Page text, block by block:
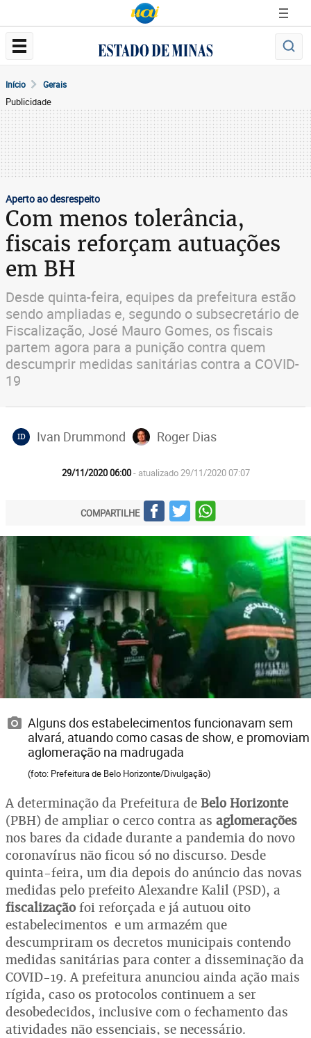
Início Gerais
Publicidade
Aperto ao desrespeito
Com menos tolerância,
fiscais reforçam autuações
em BH
Desde quinta-feira, equipes da prefeitura estão
sendo ampliadas e, segundo o subsecretário de
Fiscalização, José Mauro Gomes, os fiscais
partem agora para a punição contra quem
descumprir medidas sanitárias contra a COVID-
19
ID Ivan Drummond Roger Dias
29/11/2020 06:00- atualizado 29/11/2020 07:07
COMPARTILHE
Alguns dos estabelecimentos funcionavam sem
alvará, atuando como casas de show, e promoviam
aglomeração na madrugada
(foto: Prefeitura de Belo Horizonte/Divulgação)
A determinação da Prefeitura de Belo Horizonte
(PBH) de ampliar o cerco contra as aglomerações
nos bares da cidade durante a pandemia do novo
coronavírus não ficou só no discurso. Desde
quinta-feira, um dia depois do anúncio das novas
medidas pelo prefeito Alexandre Kalil (PSD), a
fiscalização foi reforçada e já autuou oito
estabelecimentos e um armazém que
descumpriram os decretos municipais contendo
medidas sanitárias para conter a disseminação da
COVID-19. A prefeitura anunciou ainda ação mais
rígida, caso os protocolos continuem a ser
desobedecidos, inclusive com o fechamento das
atividades não essenciais, se necessário.